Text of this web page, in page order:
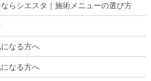
らシエスタ｜施術メニューの選び方
なる方へ
なる方へ